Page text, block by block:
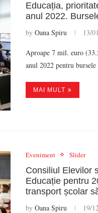
Educația,
anul 2022.
by Oana Spiru 13/
Aproape 7 mil. euro
anul 2022 pentru
MAI MULT
Eveniment Slider
Consiliul Elevilor
Educație pentru
transport școlar
by Oana Spiru 19/